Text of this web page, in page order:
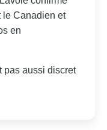
le Canadien et
en
pas aussi discret